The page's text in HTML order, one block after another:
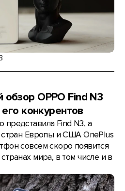
OPPO Find N3
конкурентов
представила Find N3, а
стран Европы и США OnePlus
совсем скоро появится
мира, в том числе и в